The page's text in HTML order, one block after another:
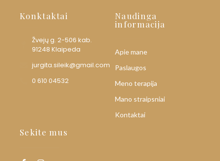
Konktaktai
Žvejų g. 2-506 kab.
91248 Klaipeda
jurgita.sileik@gmail.com
0 610 04532
Naudinga
informacija
Apie mane
Paslaugos
Meno terapija
Mano straipsniai
Kontaktai
Sekite mus